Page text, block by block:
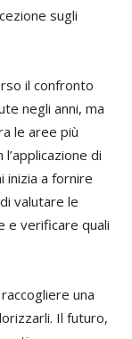
sugli
il confronto
negli anni, ma
le aree più
di
inizia a fornire
valutare le
e verificare quali
una
Il futuro,